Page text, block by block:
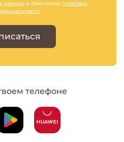
данныхи принимаю политику
телефоне